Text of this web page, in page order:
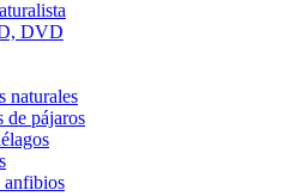
DVD
naturales
de pájaros
anfibios